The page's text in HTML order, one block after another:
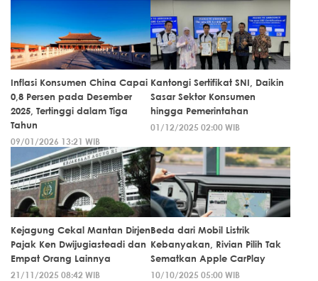
Inflasi Konsumen China Capai
0,8 Persen pada Desember
2025, Tertinggi dalam Tiga
Tahun
09/01/2026 13:21 WIB
Kantongi Sertifikat SNI, Daikin
Sasar Sektor Konsumen
hingga Pemerintahan
01/12/2025 02:00 WIB
Kejagung Cekal Mantan Dirjen
Pajak Ken Dwijugiasteadi dan
Empat Orang Lainnya
21/11/2025 08:42 WIB
Beda dari Mobil Listrik
Kebanyakan, Rivian Pilih Tak
Sematkan Apple CarPlay
10/10/2025 05:00 WIB